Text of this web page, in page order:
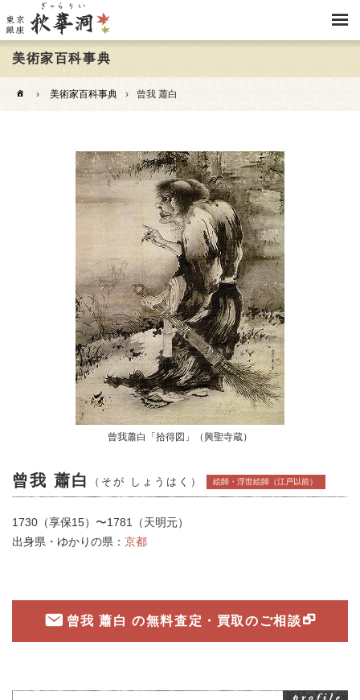
美術家百科事典
› 美術家百科事典 › 曾我 蕭白
曾我蕭白「拾得図」（興聖寺蔵）
曾我 蕭白 （そが しょうはく） 絵師・浮世絵師（江戸以前）
1730（享保15）〜1781（天明元）
出身県・ゆかりの県： 京都
曾我 蕭白 の無料査定・買取のご相談